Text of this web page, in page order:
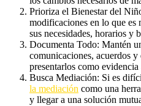
Prioriza el Bienestar del
modificaciones en lo que es
sus necesidades, horarios y
Documenta Todo: Mantén
comunicaciones, acuerdos y
presentarlos como evidencia
Busca Mediación: Si es
la mediación como una
y llegar a una solución